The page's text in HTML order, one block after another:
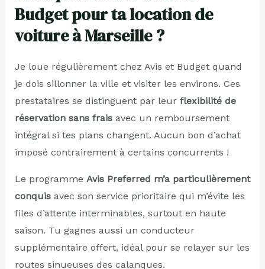
Budget pour ta location de
voiture à Marseille ?
Je loue régulièrement chez Avis et Budget quand
je dois sillonner la ville et visiter les environs. Ces
prestataires se distinguent par leur flexibilité de
réservation sans fraisavec un remboursement
intégral si tes plans changent. Aucun bon d’achat
imposé contrairement à certains concurrents !
Le programme Avis Preferred m’a particulièrement
conquisavec son service prioritaire qui m’évite les
files d’attente interminables, surtout en haute
saison. Tu gagnes aussi un conducteur
supplémentaire offert, idéal pour se relayer sur les
routes sinueuses des calanques.